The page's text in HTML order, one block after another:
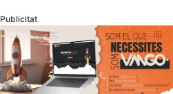
Publicitat